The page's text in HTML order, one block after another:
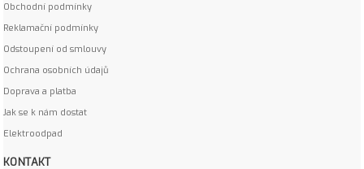
Obchodní podmínky
Reklamační podmínky
Odstoupení od smlouvy
Ochrana osobních údajů
Doprava a platba
Jak se k nám dostat
Elektroodpad
KONTAKT